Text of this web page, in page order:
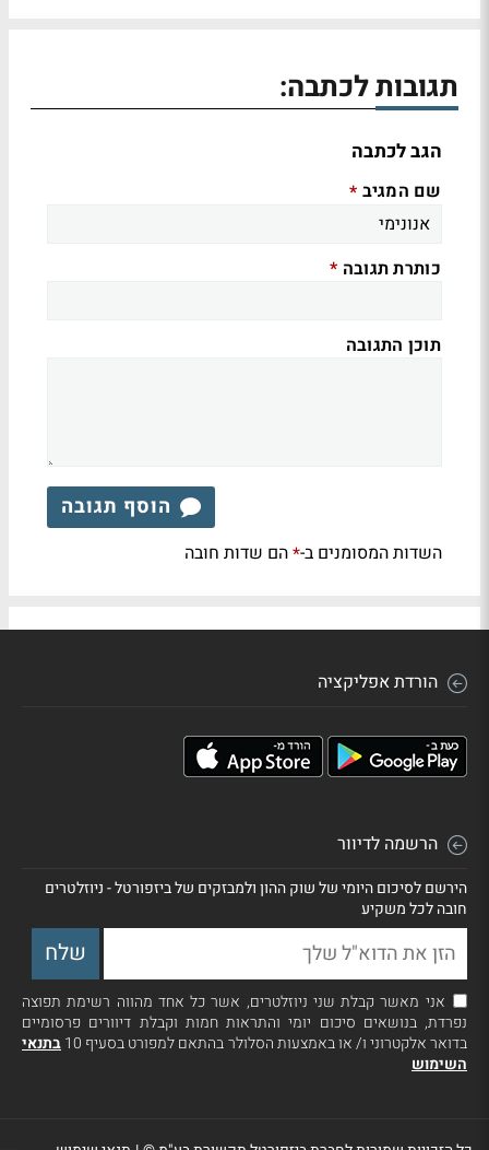
תגובות לכתבה:
הגב לכתבה
שם המגיב *
כותרת תגובה *
תוכן התגובה
הוסף תגובה
השדות המסומנים ב-*הם שדות חובה
הורדת אפליקציה
הרשמה לדיוור
הירשם לסיכום היומי של שוק ההון ולמבזקים של ביזפורטל - ניוזלטרים
חובה לכל משקיע
אני מאשר קבלת שני ניוזלטרים, אשר כל אחד מהווה רשימת תפוצה
נפרדת, בנושאים סיכום יומי והתראות חמות וקבלת דיוורים פרסומיים
בדואר אלקטרוני ו/ או באמצעות הסלולר בהתאם למפורט בסעיף 10
בתנאי
השימוש